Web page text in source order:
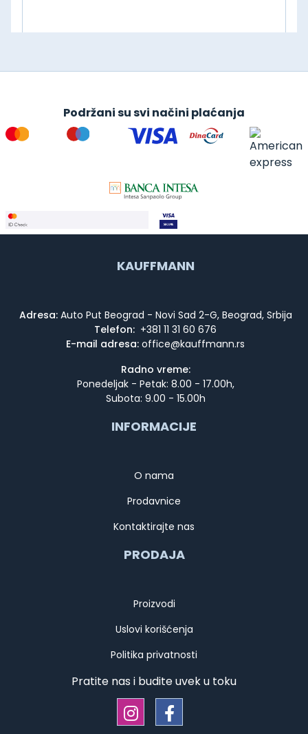
Tanjir oval EBR.35cm(2)
Stono posuđe / Posudje za serviranje
Podržani su svi načini plaćanja
KAUFFMANN
Adresa:Auto Put Beograd - Novi Sad 2-G, Beograd, Srbija
Telefon: +381 11 31 60 676
E-mail adresa:
Radno vreme:
Ponedeljak - Petak: 8.00 - 17.00h,
Subota: 9.00 - 15.00h
INFORMACIJE
O nama
Prodavnice
Kontaktirajte nas
PRODAJA
Proizvodi
Uslovi korišćenja
Politika privatnosti
Pratite nas i budite uvek u toku